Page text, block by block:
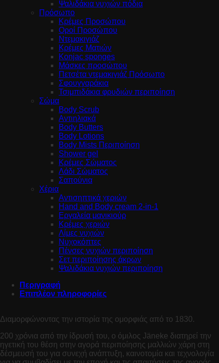
Ψαλιδάκια νυχιών πόδια
Πρόσωπο
Κρέμες Προσώπου
Οροί Προσώπου
Ντεμακιγιάζ
Κρέμες Ματιών
Konjac sponges
Μάσκες προσώπου
Πετσέτα ντεμακιγιάζ Πρόσωπο
Σφουγγαράκια
Τσιμπιδάκια φρυδιών περιποίηση
Σώμα
Body Scrub
Αντιηλιακά
Body Butters
Body Lotions
Body Mists Περιποίηση
Shower gel
Κρέμες Σώματος
Λάδι Σώματος
Σαπούνια
Χέρια
Αντισηπτικά χεριών
Hand and Body cream 2-in-1
Εργαλεία μανικιούρ
Κρέμες χεριών
Λίμες νυχιών
Νυχοκόπτες
Πένσες νυχιών περιποίηση
Σετ περιποίησης άκρων
Ψαλιδάκια νυχιών περιποίηση
Περιγραφή
Επιπλέον πληροφορίες
Διαμορφώνοντας την ιστορία της ομορφιάς από το 1830.
200 χρόνια από την ίδρυσή του, ο όμιλος Jäneke διατηρεί την
ηγετική του θέση στην αγορά περιποίησης μαλλιών χάρη στη
δέσμευσή του για συνεχή ανάπτυξη, καινοτομία και τεχνολογία